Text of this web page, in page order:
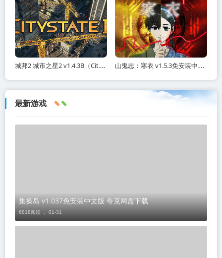
城邦2 城市之星2 v1.4.3B（Citystate II）免安装中文版 山鬼志：寒衣 v1.5.3免安装中文版 夸克网盘下载
最新游戏
集换岛 v1.037免安装中文版 夸克网盘下载
6818阅读 ， 01-31